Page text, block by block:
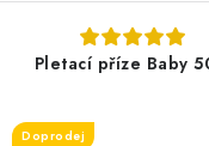
Pletací příze Baby
Doprodej